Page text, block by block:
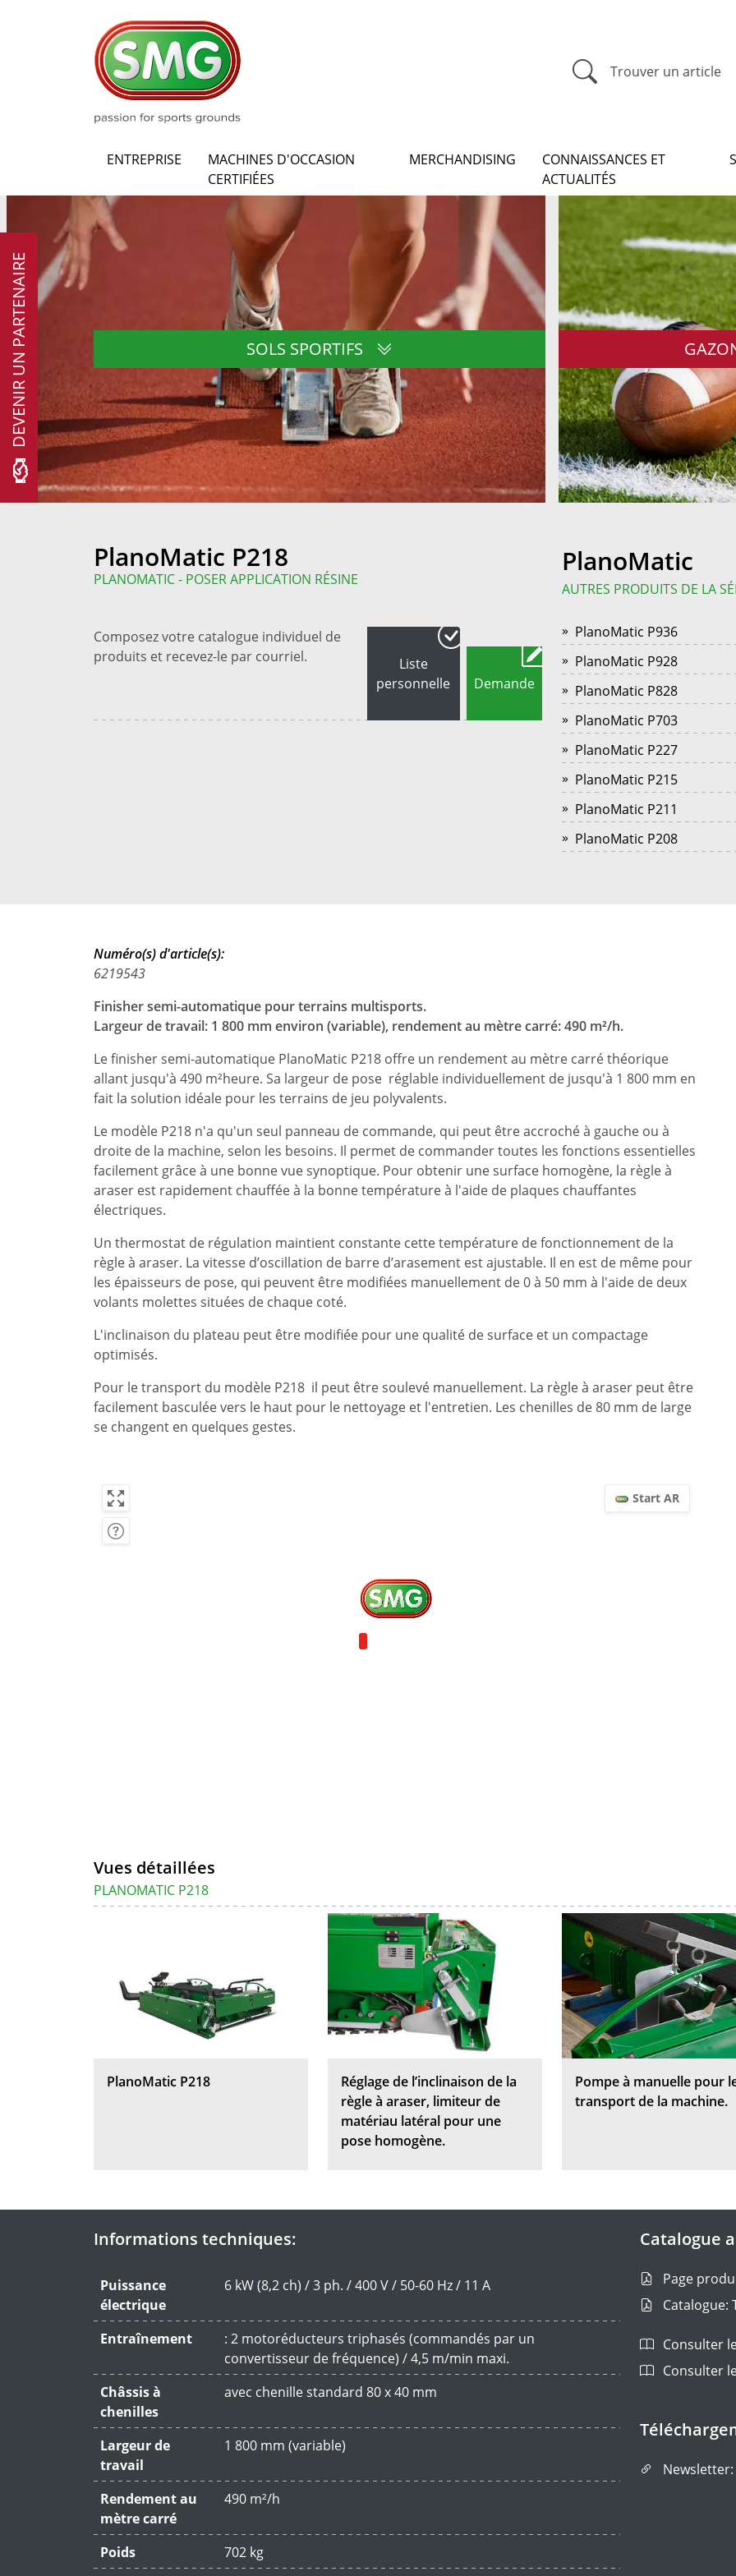
Trouver un article
ENTREPRISE
MACHINES D'OCCASION
CERTIFIÉES
MERCHANDISING
CONNAISSANCES ET
ACTUALITÉS
SOLS SPORTIFS
DEVENIR UN PARTENAIRE
PlanoMatic P218
PLANOMATIC - POSER APPLICATION RÉSINE
Composez votre catalogue individuel de
produits et recevez-le par courriel.
Liste
personnelle
Demande
PlanoMatic
AUTRES PRODUITS DE LA
PlanoMatic P936
PlanoMatic P928
PlanoMatic P828
PlanoMatic P703
PlanoMatic P227
PlanoMatic P215
PlanoMatic P211
PlanoMatic P208
Numéro(s) d'article(s):
6219543
Finisher semi-automatique pour terrains multisports.
Largeur de travail: 1 800 mm environ (variable), rendement au mètre carré: 490 m²/h.
Le finisher semi-automatique PlanoMatic P218 offre un rendement au mètre carré théorique
allant jusqu'à 490 m²heure. Sa largeur de pose réglable individuellement de jusqu'à 1 800 mm en
fait la solution idéale pour les terrains de jeu polyvalents.
Le modèle P218 n'a qu'un seul panneau de commande, qui peut être accroché à gauche ou à
droite de la machine, selon les besoins. Il permet de commander toutes les fonctions essentielles
facilement grâce à une bonne vue synoptique. Pour obtenir une surface homogène, la règle à
araser est rapidement chauffée à la bonne température à l'aide de plaques chauffantes
électriques.
Un thermostat de régulation maintient constante cette température de fonctionnement de la
règle à araser. La vitesse d’oscillation de barre d’arasement est ajustable. Il en est de même pour
les épaisseurs de pose, qui peuvent être modifiées manuellement de 0 à 50 mm à l'aide de deux
volants molettes situées de chaque coté.
L'inclinaison du plateau peut être modifiée pour une qualité de surface et un compactage
optimisés.
Pour le transport du modèle P218 il peut être soulevé manuellement. La règle à araser peut être
facilement basculée vers le haut pour le nettoyage et l'entretien. Les chenilles de 80 mm de large
se changent en quelques gestes.
Vues détaillées
PLANOMATIC P218
PlanoMatic P218
Réglage de l’inclinaison de la
règle à araser, limiteur de
matériau latéral pour une
pose homogène.
Pompe à manuelle pour
transport de la machine.
Informations techniques:
Puissance
électrique
6 kW (8,2 ch) / 3 ph. / 400 V / 50-60 Hz / 11 A
Entraînement
: 2 motoréducteurs triphasés (commandés par un
convertisseur de fréquence) / 4,5 m/min maxi.
Châssis à
chenilles
avec chenille standard 80 x 40 mm
Largeur de
travail
1 800 mm (variable)
Rendement au
mètre carré
490 m²/h
Poids
702 kg
Catalogue
Page
Catalogue:
Consulter
Consulter